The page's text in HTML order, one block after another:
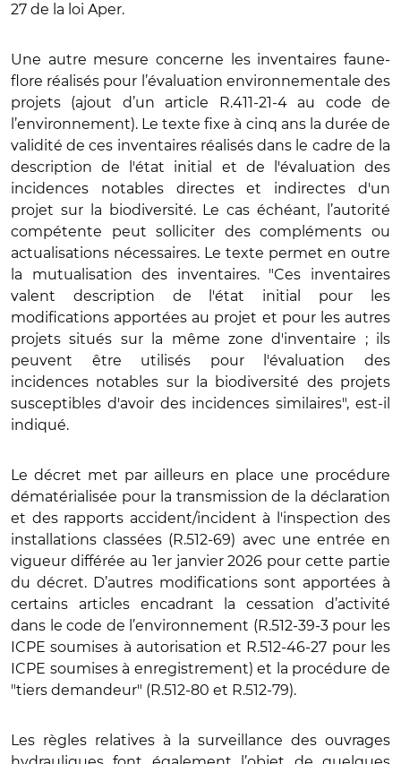
27 de la loi Aper.
Une autre mesure concerne les inventaires faune-
flore réalisés pour l’évaluation environnementale des
projets (ajout d’un article R.411-21-4 au code de
l’environnement). Le texte fixe à cinq ans la durée de
validité de ces inventaires réalisés dans le cadre de la
description de l'état initial et de l'évaluation des
incidences notables directes et indirectes d'un
projet sur la biodiversité. Le cas échéant, l’autorité
compétente peut solliciter descompléments ou
actualisations nécessaires. Le texte permet en outre
la mutualisation des inventaires. "Ces inventaires
valent description de l'état initial pour les
modifications apportées au projet et pour les autres
projets situés sur la même zone d'inventaire ; ils
peuvent être utilisés pour l'évaluation des
incidences notables sur la biodiversité des projets
susceptibles d'avoir des incidences similaires", est-il
indiqué.
Le décret met par ailleurs en place une procédure
dématérialisée pour la transmission de la déclaration
et des rapports accident/incident à l'inspection des
installations classées (R.512-69) avec une entrée en
vigueur différée au 1er janvier 2026 pour cette partie
du décret. D’autres modifications sont apportées à
certains articles encadrant la cessation d’activité
dans le code de l ’environnement (R.512-39-3 pour les
ICPE soumises à autorisation et R.512-46-27 pour les
ICPE soumises à enregistrement) et la procédure de
"tiers demandeur" (R.512-80 et R.512-79).
Les règles relatives à la surveillance des ouvrages